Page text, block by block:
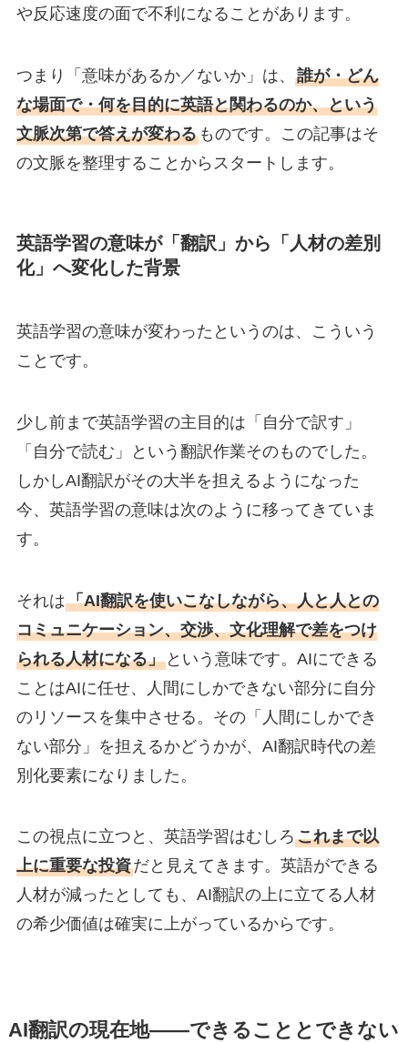
や反応速度の面で不利になることがあります。
つまり「意味があるか／ないか」は、 誰が・どん
な場面で・何を目的に英語と関わるのか、という
文脈次第で答えが変わるものです。この記事はそ
の文脈を整理することからスタートします。
英語学習の意味が「翻訳」から「人材の差別
化」へ変化した背景
英語学習の意味が変わったというのは、こういう
ことです。
少し前まで英語学習の主目的は「自分で訳す」
「自分で読む」という翻訳作業そのものでした。
しかしAI翻訳がその大半を担えるようになった
今、英語学習の意味は次のように移ってきていま
す。
それは「AI翻訳を使いこなしながら、人と人との
コミュニケーション、交渉、文化理解で差をつけ
られる人材になる」という意味です。AIにできる
ことはAIに任せ、人間にしかできない部分に自分
のリソースを集中させる。その「人間にしかでき
ない部分」を担えるかどうかが、AI翻訳時代の差
別化要素になりました。
この視点に立つと、英語学習はむしろこれまで以
上に重要な投資だと見えてきます。英語ができる
人材が減ったとしても、AI翻訳の上に立てる人材
の希少価値は確実に上がっているからです。
AI翻訳の現在地――できることとできない